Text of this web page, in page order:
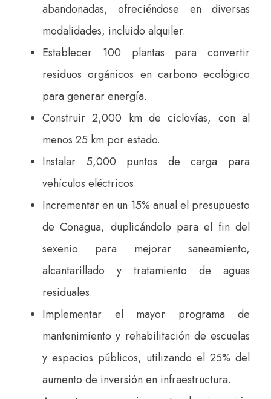
abandonadas, ofreciéndose en diversas
modalidades, incluido alquiler.
Establecer 100 plantas para convertir
residuos orgánicos en carbono ecológico
para generar energía.
Construir 2,000 km de ciclovías, con al
menos 25 km por estado.
Instalar 5,000 puntos de carga para
vehículos eléctricos.
Incrementar en un 15% anual el presupuesto
de Conagua, duplicándolo para el fin del
sexenio para mejorar saneamiento,
alcantarillado y tratamiento de aguas
residuales.
Implementar el mayor programa de
mantenimiento y rehabilitación de escuelas
y espacios públicos, utilizando el 25% del
aumento de inversión en infraestructura.